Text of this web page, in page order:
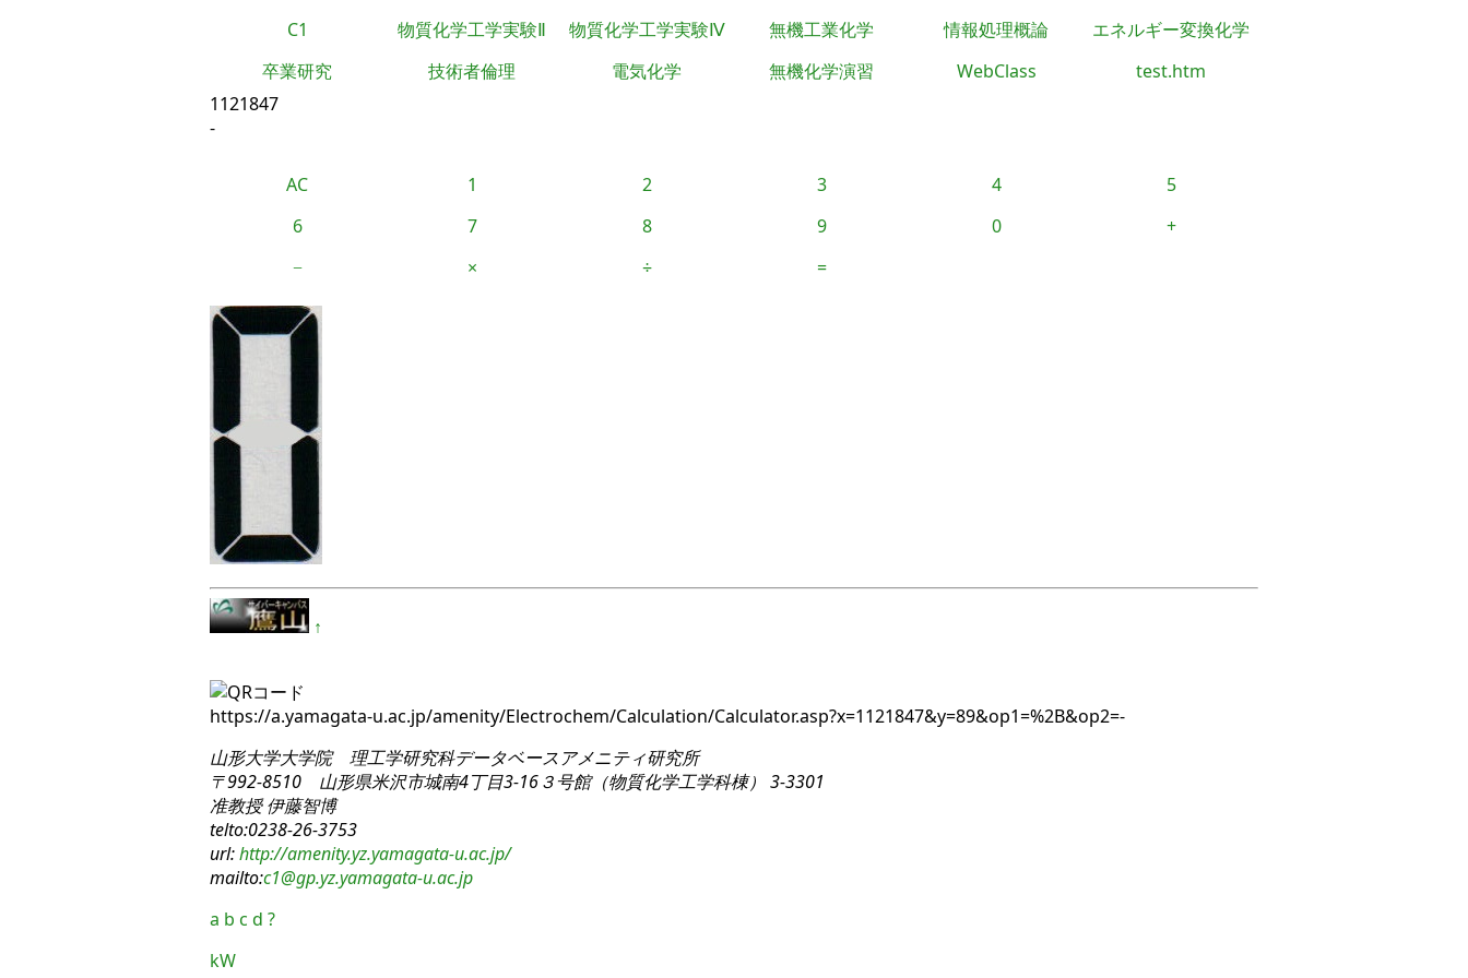
C1 物質化学工学実験Ⅱ 物質化学工学実験Ⅳ 無機工業化学 情報処理概論
エネルギー変換化学
卒業研究
技術者倫理 電気化学 無機化学演習 WebClass
test.htm
1121847
-
AC 1 2 3 4
5
6
7 8 9 0
+
−
× ÷ =
↑
https://a.yamagata-u.ac.jp/amenity/Electrochem/Calculation/Calculator.asp?x=1121847&y=89&op1=%2B&op2=-
山形大学大学院 理工学研究科データベースアメニティ研究所
〒992-8510 山形県米沢市城南4丁目3-16３号館（物質化学工学科棟） 3-3301
准教授 伊藤智博
telto:0238-26-3753
url:http://amenity.yz.yamagata-u.ac.jp/
mailto:c1@gp.yz.yamagata-u.ac.jp
a b c d ?
kW